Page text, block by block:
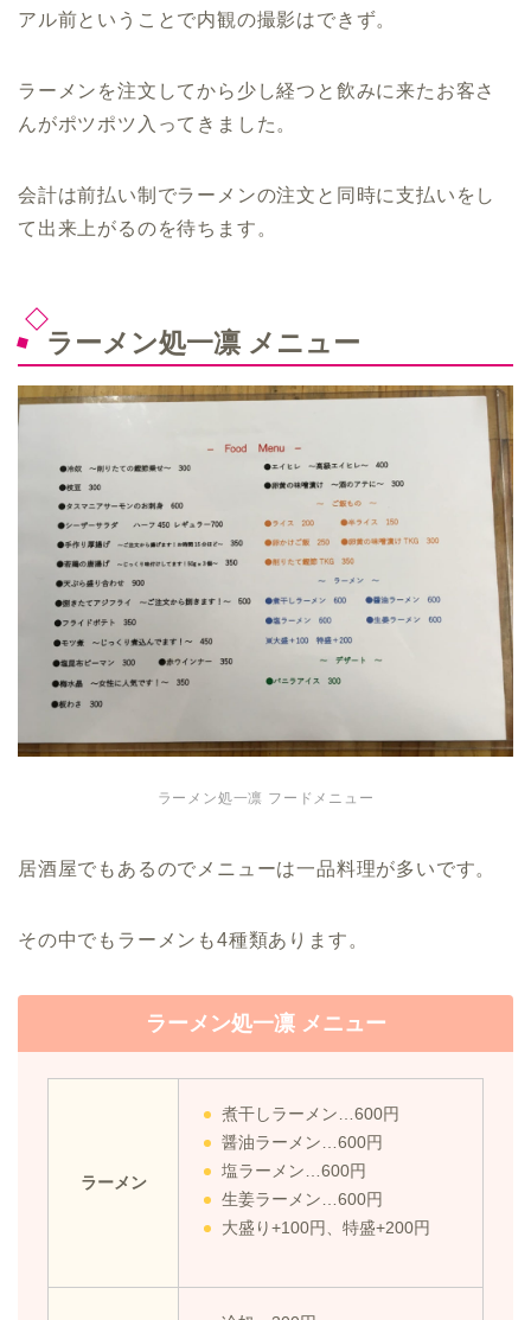
アル前ということで内観の撮影はできず。
ラーメンを注文してから少し経つと飲みに来たお客さ
んがポツポツ入ってきました。
会計は前払い制でラーメンの注文と同時に支払いをし
て出来上がるのを待ちます。
ラーメン処一凛 メニュー
ラーメン処一凛 フードメニュー
居酒屋でもあるのでメニューは一品料理が多いです。
その中でもラーメンも4種類あります。
ラーメン処一凛 メニュー
ラーメン
煮干しラーメン…600円
醤油ラーメン…600円
塩ラーメン…600円
生姜ラーメン…600円
大盛り+100円、特盛+200円